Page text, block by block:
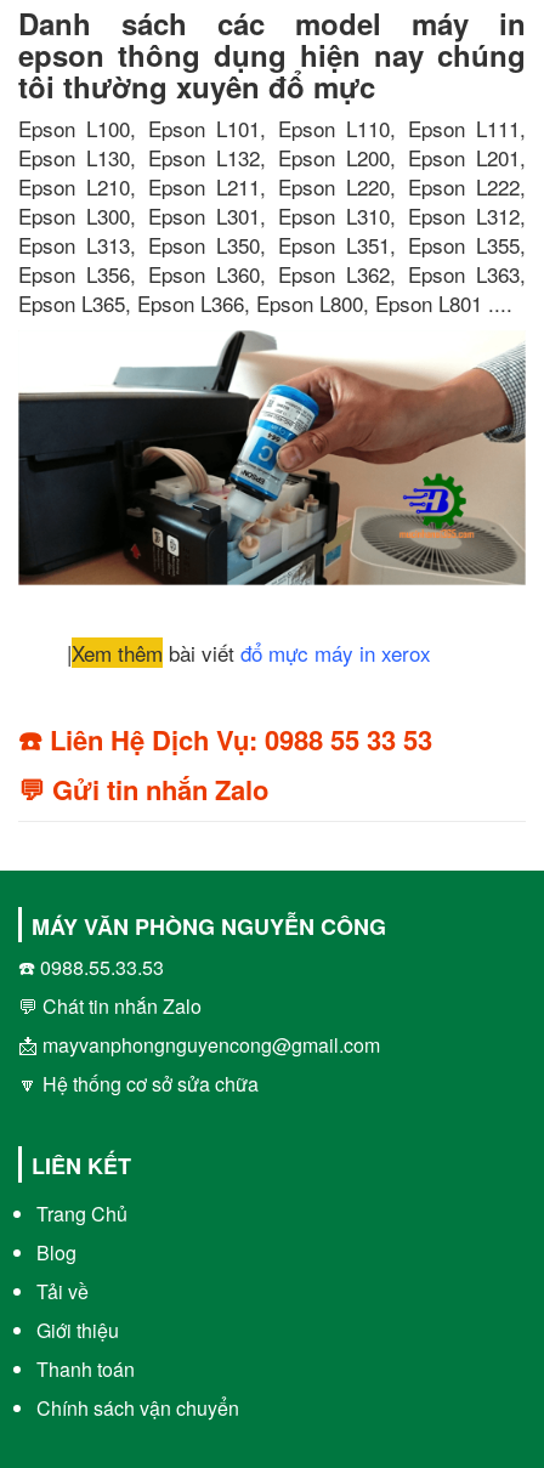
Danh sách các model máy in
epson thông dụng hiện nay chúng
tôi thường xuyên đổ mực
Epson L100, Epson L101, Epson L110, Epson L111,
Epson L130, Epson L132, Epson L200, Epson L201,
Epson L210, Epson L211, Epson L220, Epson L222,
Epson L300, Epson L301, Epson L310, Epson L312,
Epson L313, Epson L350, Epson L351, Epson L355,
Epson L356, Epson L360, Epson L362, Epson L363,
Epson L365, Epson L366, Epson L800, Epson L801 ....
|Xem thêm bài viết đổ mực máy in xerox
☎️ Liên Hệ Dịch Vụ: 0988 55 33 53
💬 Gửi tin nhắn Zalo
MÁY VĂN PHÒNG NGUYỄN CÔNG
☎️ 0988.55.33.53
💬 Chát tin nhắn Zalo
📩 mayvanphongnguyencong@gmail.com
🔽 Hệ thống cơ sở sửa chữa
LIÊN KẾT
Trang Chủ
Blog
Tải về
Giới thiệu
Thanh toán
Chính sách vận chuyển